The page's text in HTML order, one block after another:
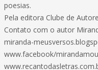
poesias.
Pela editora Clube de
Contato com o autor
miranda-
www.facebook/